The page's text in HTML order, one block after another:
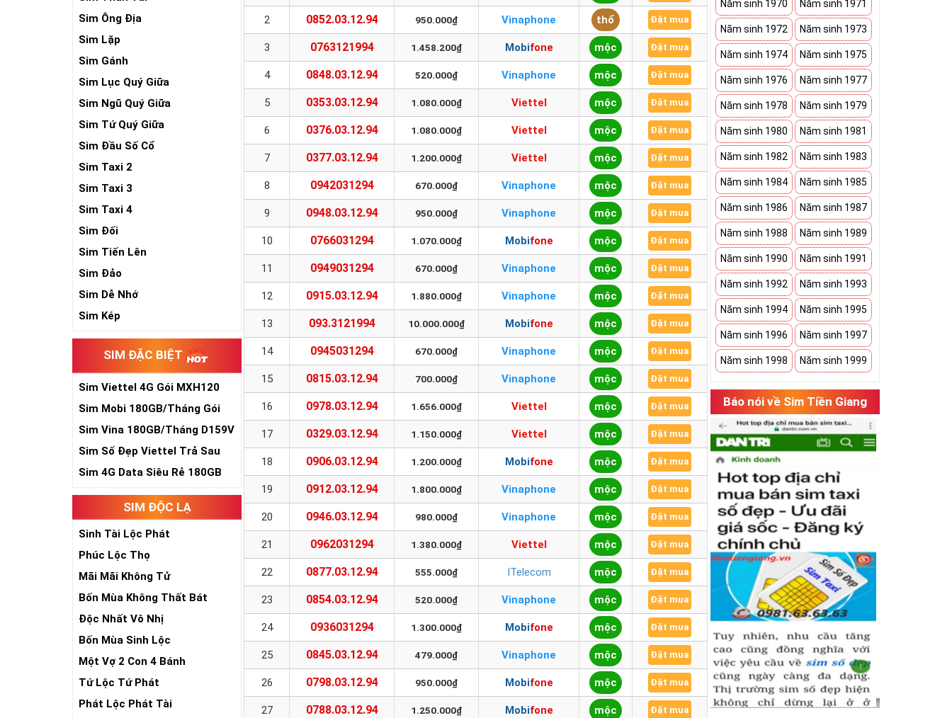
Sim Ông Địa
Sim Lặp
Sim Gánh
Sim Lục Quý Giữa
Sim Ngũ Quý Giữa
Sim Tứ Quý Giữa
Sim Đầu Số Cổ
Sim Taxi 2
Sim Taxi 3
Sim Taxi 4
Sim Đối
Sim Tiến Lên
Sim Đảo
Sim Dễ Nhớ
Sim Kép
SIM ĐẶC BIỆT
Sim Viettel 4G Gói MXH120
Siêu Rẻ
Sim Mobi 180GB/Tháng Gói
TK159
Sim Vina 180GB/Tháng D159V
Sim Số Đẹp Viettel Trả Sau
Sim 4G Data Siêu Rẻ 180GB
SIM ĐỘC LẠ
Sinh Tài Lộc Phát
Phúc Lộc Thọ
Mãi Mãi Không Tử
Bốn Mùa Không Thất Bát
Độc Nhất Vô Nhị
Bốn Mùa Sinh Lộc
Một Vợ 2 Con 4 Bánh
Tứ Lộc Tứ Phát
Phát Lộc Phát Tài
2 0852.03.12.94 950.000₫ Vinaphone thổ Đặt mua
3 0763121994 1.458.200₫ Mobifone mộc Đặt mua
4 0848.03.12.94 520.000₫ Vinaphone mộc Đặt mua
5 0353.03.12.94 1.080.000₫ Viettel mộc Đặt mua
6 0376.03.12.94 1.080.000₫ Viettel mộc Đặt mua
7 0377.03.12.94 1.200.000₫ Viettel mộc Đặt mua
8 0942031294 670.000₫ Vinaphone mộc Đặt mua
9 0948.03.12.94 950.000₫ Vinaphone mộc Đặt mua
10 0766031294 1.070.000₫ Mobifone mộc Đặt mua
11 0949031294 670.000₫ Vinaphone mộc Đặt mua
12 0915.03.12.94 1.880.000₫ Vinaphone mộc Đặt mua
13 093.3121994 10.000.000₫ Mobifone mộc Đặt mua
14 0945031294 670.000₫ Vinaphone mộc Đặt mua
15 0815.03.12.94 700.000₫ Vinaphone mộc Đặt mua
16 0978.03.12.94 1.656.000₫ Viettel mộc Đặt mua
17 0329.03.12.94 1.150.000₫ Viettel mộc Đặt mua
18 0906.03.12.94 1.200.000₫ Mobifone mộc Đặt mua
19 0912.03.12.94 1.800.000₫ Vinaphone mộc Đặt mua
20 0946.03.12.94 980.000₫ Vinaphone mộc Đặt mua
21 0962031294 1.380.000₫ Viettel mộc Đặt mua
22 0877.03.12.94 555.000₫ ITelecom mộc Đặt mua
23 0854.03.12.94 520.000₫ Vinaphone mộc Đặt mua
24 0936031294 1.300.000₫ Mobifone mộc Đặt mua
25 0845.03.12.94 479.000₫ Vinaphone mộc Đặt mua
26 0798.03.12.94 950.000₫ Mobifone mộc Đặt mua
27 0788.03.12.94 1.250.000₫ Mobifone mộc Đặt mua
Năm sinh 1970 Năm sinh 1971
Năm sinh 1972 Năm sinh 1973
Năm sinh 1974 Năm sinh 1975
Năm sinh 1976 Năm sinh 1977
Năm sinh 1978 Năm sinh 1979
Năm sinh 1980 Năm sinh 1981
Năm sinh 1982 Năm sinh 1983
Năm sinh 1984 Năm sinh 1985
Năm sinh 1986 Năm sinh 1987
Năm sinh 1988 Năm sinh 1989
Năm sinh 1990 Năm sinh 1991
Năm sinh 1992 Năm sinh 1993
Năm sinh 1994 Năm sinh 1995
Năm sinh 1996 Năm sinh 1997
Năm sinh 1998 Năm sinh 1999
Báo nói về Sim Tiền Giang